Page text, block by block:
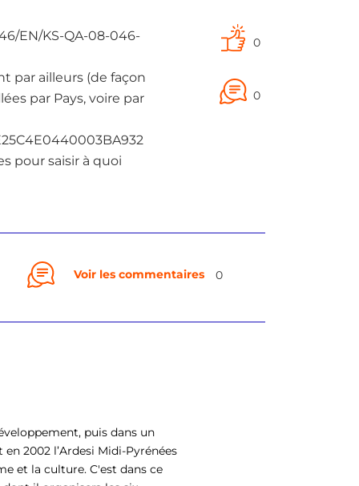
0
0
EN/KS-QA-08-046-
par ailleurs (de façon
par Pays, voire par
pour saisir à quoi
Voir les commentaires 0
puis dans un
2002 l’Ardesi Midi-Pyrénées
et la culture. C'est dans ce